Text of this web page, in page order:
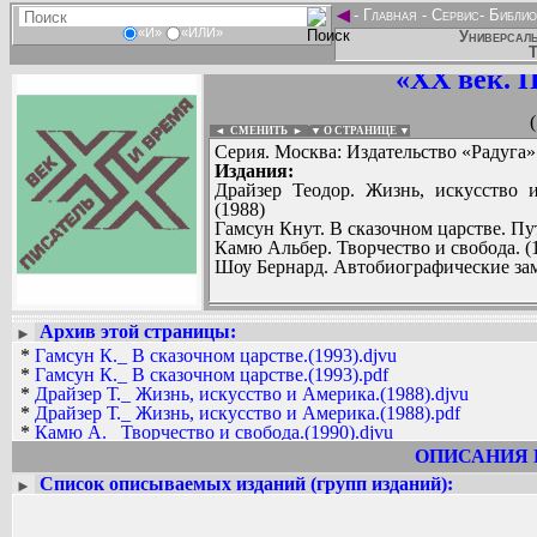
«И» «ИЛИ»
◄- Главная - Сервис-
«XX век.
◄ СМЕНИТЬ ► ▼ О СТРАНИЦЕ ▼
Серия. Москва: Издательство
Издания:
Драйзер Теодор. Жизнь,
(1988)
Гамсун Кнут. В сказочном царстве.
Камю Альбер. Творчество и свобода.
Шоу Бернард. Автобиографические
Вадим Ершов...
Алькофрибас, Dark_Ambient,
СПИСОК НЕКОТОРЫХ
...
►
Архив этой страницы:
* Гамсун К._ В сказочном царстве.(1993).djvu
* Гамсун К._ В сказочном царстве.(1993).pdf
* Драйзер Т._ Жизнь, искусство и Америка.(1988).djvu
* Драйзер Т._ Жизнь, искусство и Америка.(1988).pdf
* Камю А._ Творчество и свобода.(1990).djvu
*Цвейг С._ Вчерашний мир.(1991).djvu
*Цвейг С._ Вчерашний мир.(1991).pdf
ОПИСАНИЯ
► Список описываемых изданий (групп изданий):